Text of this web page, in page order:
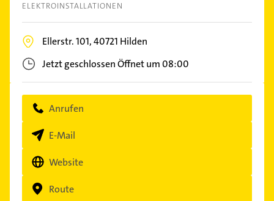
ELEKTROINSTALLATIONEN
Ellerstr. 101,40721 Hilden
Jetzt geschlossenÖffnet um 08:00
Anrufen
E-Mail
Website
Route